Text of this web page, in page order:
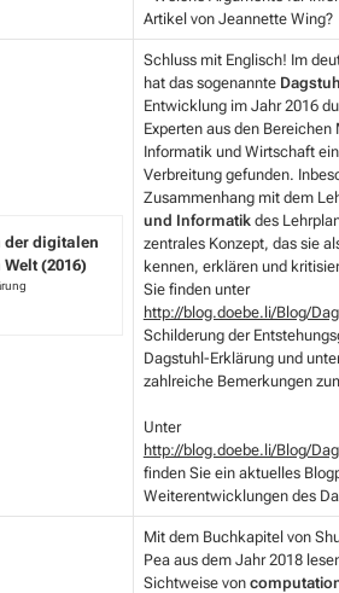
Artikel von Jeannette Wing?
der digitalen
(2016)
Schluss mit Englisch! Im
hat das sogenannte
Entwicklung im Jahr 2016
Experten aus den
Informatik und Wirtschaft
Verbreitung gefunden.
Zusammenhang mit dem
und Informatikdes
zentrales Konzept, das sie
kennen, erklären und
Sie finden unter
http://blog.doebe.li/Blog/
Schilderung der
Dagstuhl-Erklärung und
zahlreiche Bemerkungen
Unter
http://blog.doebe.li/Blog/
finden Sie ein aktuelles
Weiterentwicklungen des
Mit dem Buchkapitel von
Pea aus dem Jahr 2018
Sichtweise von